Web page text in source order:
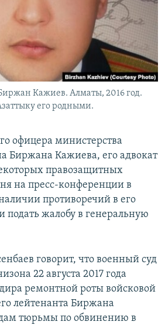
Кажиев. Алматы, 2016 год.
его родными.
офицера министерства
Биржана Кажиева, его адвокат
правозащитных
на пресс-конференции в
противоречий в его
подать жалобу в генеральную
говорит, что военный суд
22 августа 2017 года
ремонтной роты войсковой
лейтенанта Биржана
тюрьмы по обвинению в